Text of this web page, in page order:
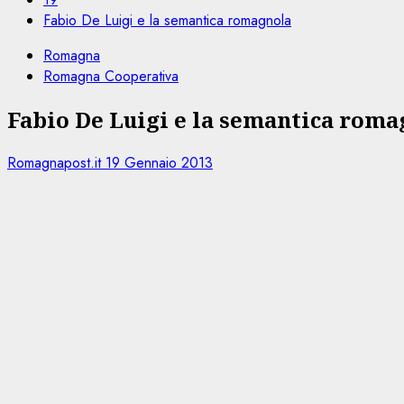
Fabio De Luigi e la semantica romagnola
Romagna
Romagna Cooperativa
Fabio De Luigi e la semantica
Romagnapost.it 19 Gennaio 2013